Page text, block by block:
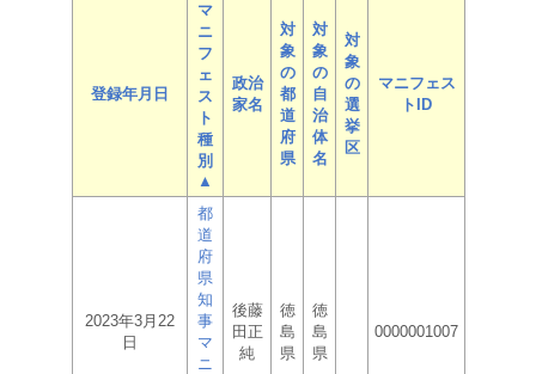
登録年月日
マ
ニ
フ
ェ
ス
ト
種
別
▲
政治
家名
対
象
の
都
道
府
県
対
象
の
自
治
体
名
対
象
の
選
挙
区
マニフェス
トID
2023年3月22
日
都
道
府
県
知
事
マ
ニ
後藤
田正
純
徳
島
県
徳
島
県
0000001007